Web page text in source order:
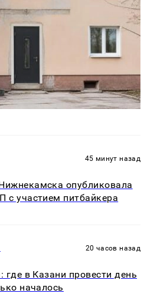
45 минут назад
опубликовала
с участием питбайкера
20 часов назад
где в Казани провести день
началось